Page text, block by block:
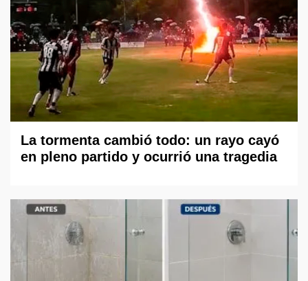
La tormenta cambió todo: un rayo cayó
en pleno partido y ocurrió una tragedia